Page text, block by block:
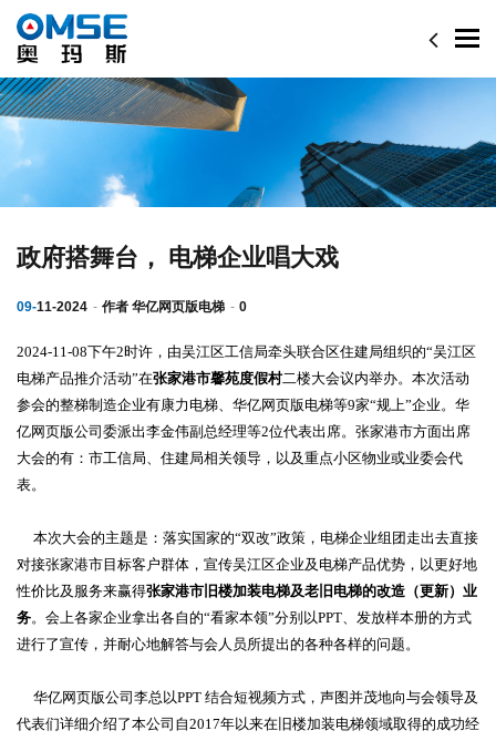
政府搭舞台， 电梯企业唱大戏
09-11-2024 作者 华亿网页版电梯 0
2024-11-08下午2时许，由吴江区工信局牵头联合区住建局组织的“吴江区
电梯产品推介活动”在张家港市馨苑度假村二楼大会议内举办。本次活动
参会的整梯制造企业有康力电梯、华亿网页版电梯等9家“规上”企业。华
亿网页版公司委派出李金伟副总经理等2位代表出席。张家港市方面出席
大会的有：市工信局、住建局相关领导，以及重点小区物业或业委会代
表。
本次大会的主题是：落实国家的“双改”政策，电梯企业组团走出去直接
对接张家港市目标客户群体，宣传吴江区企业及电梯产品优势，以更好地
性价比及服务来赢得张家港市旧楼加装电梯及老旧电梯的改造（更新）业
务。会上各家企业拿出各自的“看家本领”分别以PPT、发放样本册的方式
进行了宣传，并耐心地解答与会人员所提出的各种各样的问题。
华亿网页版公司李总以PPT 结合短视频方式，声图并茂地向与会领导及
代表们详细介绍了本公司自2017年以来在旧楼加装电梯领域取得的成功经